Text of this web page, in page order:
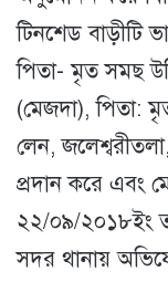
টিনশেড বাড়ীটি
পিতা- মৃত সমছ
(মেজদা), পিতা:
লেন,
প্রদান করে এবং
২২/০৯/২০১৮ইং
সদর থানায়